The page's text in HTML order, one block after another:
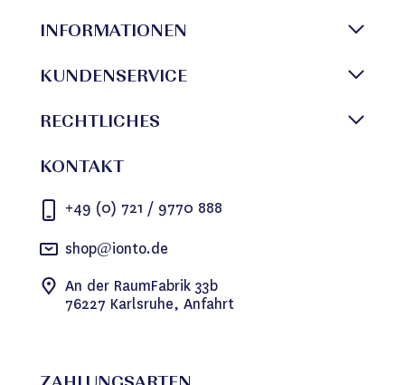
INFORMATIONEN
KUNDENSERVICE
RECHTLICHES
KONTAKT
+49 (0) 721 / 9770 888
shop@ionto.de
An der RaumFabrik 33b
76227 Karlsruhe, Anfahrt